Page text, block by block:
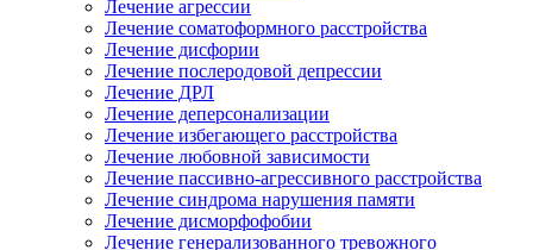
Лечение агрессии
Лечение соматоформного расстройства
Лечение дисфории
Лечение послеродовой депрессии
Лечение ДРЛ
Лечение деперсонализации
Лечение избегающего расстройства
Лечение любовной зависимости
Лечение пассивно-агрессивного расстройства
Лечение синдрома нарушения памяти
Лечение дисморфофобии
Лечение генерализованного тревожного